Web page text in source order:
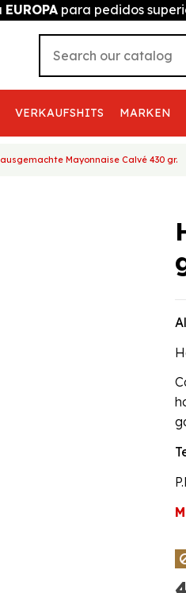
EUROPA para pedidos
VERKAUFSHITS MARKEN
Mayonnaise Calvé 430 gr.